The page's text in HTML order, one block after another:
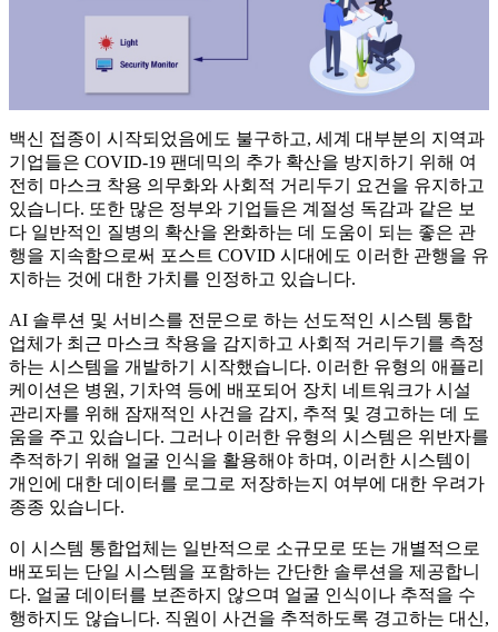
백신 접종이 시작되었음에도 불구하고, 세계 대부분의 지역과
기업들은 COVID-19 팬데믹의 추가 확산을 방지하기 위해 여
전히 마스크 착용 의무화와 사회적 거리두기 요건을 유지하고
있습니다. 또한 많은 정부와 기업들은 계절성 독감과 같은 보
다 일반적인 질병의 확산을 완화하는 데 도움이 되는 좋은 관
행을 지속함으로써 포스트 COVID 시대에도 이러한 관행을 유
지하는 것에 대한 가치를 인정하고 있습니다.
AI 솔루션 및 서비스를 전문으로 하는 선도적인 시스템 통합
업체가 최근 마스크 착용을 감지하고 사회적 거리두기를 측정
하는 시스템을 개발하기 시작했습니다. 이러한 유형의 애플리
케이션은 병원, 기차역 등에 배포되어 장치 네트워크가 시설
관리자를 위해 잠재적인 사건을 감지, 추적 및 경고하는 데 도
움을 주고 있습니다. 그러나 이러한 유형의 시스템은 위반자를
추적하기 위해 얼굴 인식을 활용해야 하며, 이러한 시스템이
개인에 대한 데이터를 로그로 저장하는지 여부에 대한 우려가
종종 있습니다.
이 시스템 통합업체는 일반적으로 소규모로 또는 개별적으로
배포되는 단일 시스템을 포함하는 간단한 솔루션을 제공합니
다. 얼굴 데이터를 보존하지 않으며 얼굴 인식이나 추적을 수
행하지도 않습니다. 직원이 사건을 추적하도록 경고하는 대신,